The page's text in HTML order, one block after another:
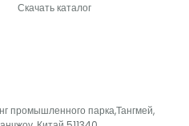
Скачать каталог
промышленного парка,Тангмей,